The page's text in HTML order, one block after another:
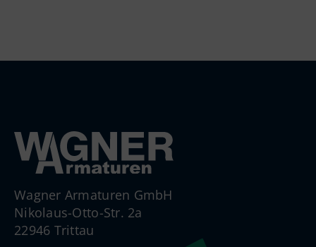
Wagner Armaturen GmbH
Nikolaus-Otto-Str. 2a
22946 Trittau